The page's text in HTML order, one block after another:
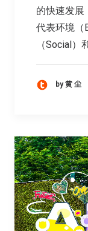
的快速发展
代表环境（
（Social）
by 黄 尘